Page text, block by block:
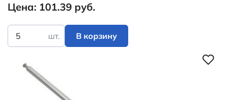
Цена: 101.39 руб.
шт. В корзину